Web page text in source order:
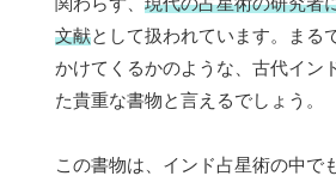
文献として扱われています。まる
かけてくるかのような、古代イン
た貴重な書物と言えるでしょう。
この書物は、インド占星術の中で